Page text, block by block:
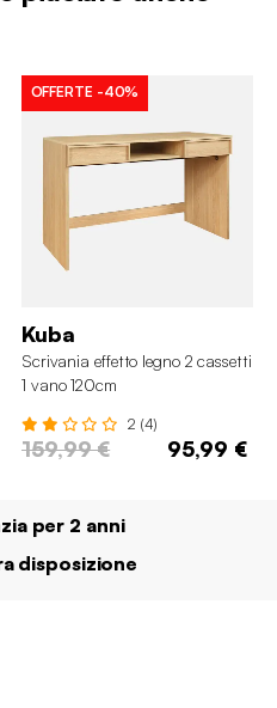
OFFERTE -40%
Kuba
Scrivania effetto legno 2 cassetti
1 vano 120cm
2 (4)
159,99 € 95,99 €
per 2 anni
disposizione